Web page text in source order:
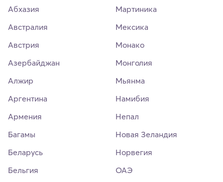
Абхазия
Австралия
Австрия
Азербайджан
Алжир
Аргентина
Армения
Багамы
Беларусь
Бельгия
Мартиника
Мексика
Монако
Монголия
Мьянма
Намибия
Непал
Новая Зеландия
Норвегия
ОАЭ